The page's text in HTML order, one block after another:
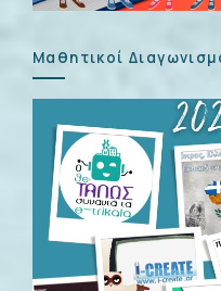
Μαθητικοί